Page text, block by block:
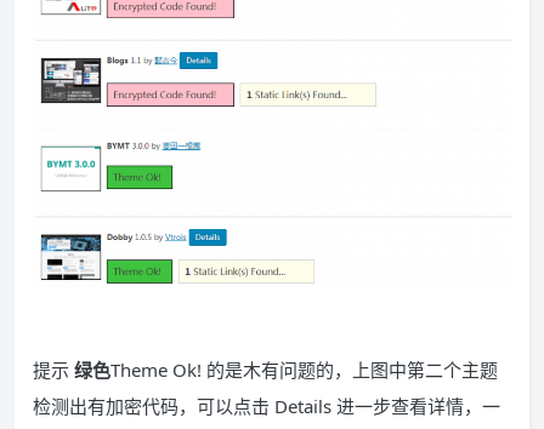
提示 绿色Theme Ok! 的是木有问题的，上图中第二个主题
检测出有加密代码，可以点击 Details 进一步查看详情，一